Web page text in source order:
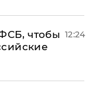
чтобы 12:24